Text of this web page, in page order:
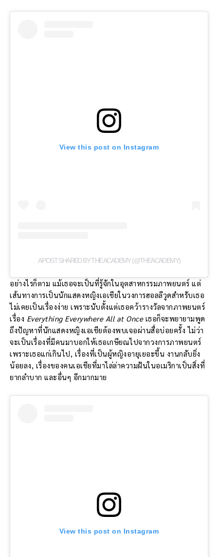
View this post on Instagram
A POST SHARED BY THE ACADEMY (@THEACADEMY)
อย่างไรก็ตาม แม้เธอจะเป็นที่รู้จักในอุตสาหกรรมภาพยนตร์ แต่
เส้นทางการเป็นนักแสดงหญิงเอเชียในวงการฮอลลีวูดสำหรับเธอ
ไม่เคยเป็นเรื่องง่าย เพราะนับตั้งแต่เธอคว้ารางวัลจากภาพยนตร์
เรื่อง Everything Everywhere All at Once เธอก็จะพยายามพูด
ถึงปัญหาที่นักแสดงหญิงเอเชียต้องพบเจอผ่านสื่อบ่อยครั้ง ไม่ว่า
จะเป็นเรื่องที่มีคนมาบอกให้เธอเกษียณไปจากวงการภาพยนตร์
เพราะเธอแก่เกินไป, เรื่องที่เป็นผู้หญิงอายุเยอะขึ้น งานกลับยิ่ง
น้อยลง, เรื่องของคนเอเชียที่มาไล่ล่าความฝันในอเมริกาเป็นสิ่งที่
ยากลำบาก และอื่นๆ อีกมากมาย
View this post on Instagram